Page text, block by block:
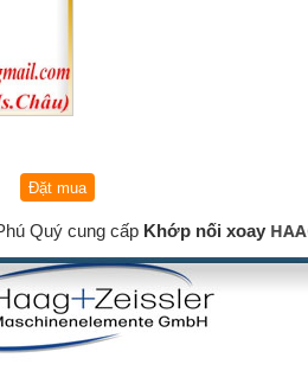
Quý cung cấp Khớp nối xoay